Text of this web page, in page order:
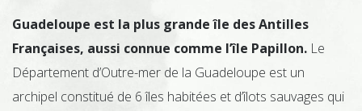
Guadeloupe est la plus grande île des Antilles
Françaises, aussi connue comme l’île Papillon. Le
Département d’Outre-mer de la Guadeloupe est un
archipel constitué de 6 îles habitées et d’îlots sauvages qui